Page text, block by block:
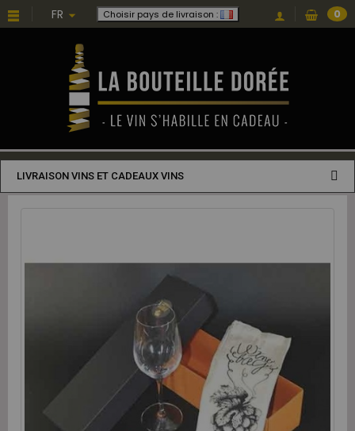
FR Choisir pays de livraison : 0
LIVRAISON VINS ET CADEAUX VINS